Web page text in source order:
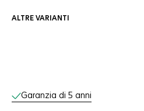
ALTRE VARIANTI
Servizi online
Garanzia di 5 anni